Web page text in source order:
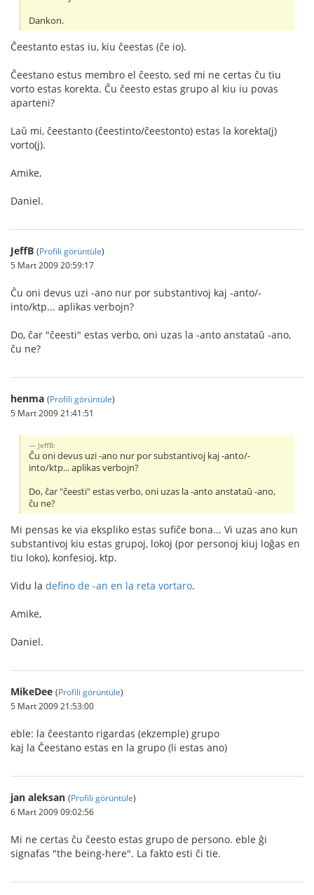
Dankon.
Ĉeestanto estas iu, kiu ĉeestas (ĉe io).
Ĉeestano estus membro el ĉeesto, sed mi ne certas ĉu tiu
vorto estas korekta. Ĉu ĉeesto estas grupo al kiu iu povas
aparteni?
Laŭ mi, ĉeestanto (ĉeestinto/ĉeestonto) estas la korekta(j)
vorto(j).
Amike,
Daniel.
JeffB (Profili görüntüle)
5 Mart 2009 20:59:17
Ĉu oni devus uzi -ano nur por substantivoj kaj -anto/-
into/ktp... aplikas verbojn?
Do, ĉar "ĉeesti" estas verbo, oni uzas la -anto anstataŭ -ano,
ĉu ne?
henma (Profili görüntüle)
5 Mart 2009 21:41:51
JeffB:
Ĉu oni devus uzi -ano nur por substantivoj kaj -anto/-
into/ktp... aplikas verbojn?
Do, ĉar "ĉeesti" estas verbo, oni uzas la -anto anstataŭ -ano,
ĉu ne?
Mi pensas ke via ekspliko estas sufiĉe bona... Vi uzas ano kun
substantivoj kiu estas grupoj, lokoj (por personoj kiuj loĝas en
tiu loko), konfesioj, ktp.
Vidu la defino de -an en la reta vortaro.
Amike,
Daniel.
MikeDee (Profili görüntüle)
5 Mart 2009 21:53:00
eble: la ĉeestanto rigardas (ekzemple) grupo
kaj la Ĉeestano estas en la grupo (li estas ano)
jan aleksan (Profili görüntüle)
6 Mart 2009 09:02:56
Mi ne certas ĉu ĉeesto estas grupo de persono. eble ĝi
signafas "the being-here". La fakto esti ĉi tie.